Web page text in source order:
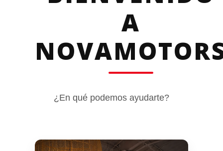
A
¿En qué podemos ayudarte?